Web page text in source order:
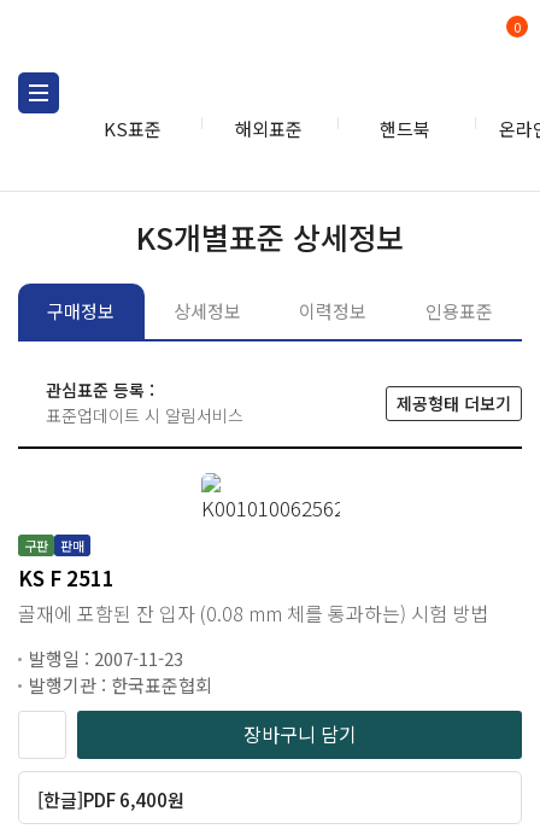
KS표준 해외표준 핸드북 온라
0
KS개별표준 상세정보
구매정보 상세정보 이력정보 인용표준
관심표준 등록 :
표준업데이트 시 알림서비스
제공형태 더보기
구판 판매
KS F 2511
골재에 포함된 잔 입자 (0.08 mm 체를 통과하는) 시험 방법
발행일 : 2007-11-23
발행기관 : 한국표준협회
장바구니 담기
[한글]PDF 6,400원